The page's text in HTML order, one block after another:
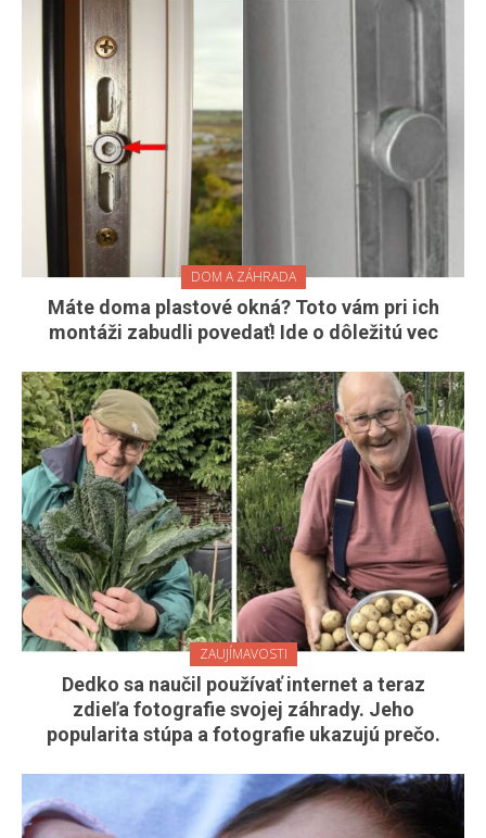
DOM A ZÁHRADA
Máte doma plastové okná? Toto vám pri ich
montáži zabudli povedať! Ide o dôležitú vec
ZAUJÍMAVOSTI
Dedko sa naučil používať internet a teraz
zdieľa fotografie svojej záhrady. Jeho
popularita stúpa a fotografie ukazujú prečo.